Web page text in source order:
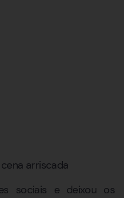
arriscada
sociais e deixou os